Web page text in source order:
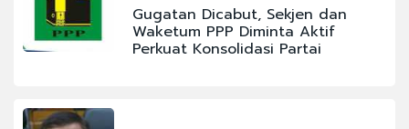
Gugatan Dicabut, Sekjen dan
Waketum PPP Diminta Aktif
Perkuat Konsolidasi Partai